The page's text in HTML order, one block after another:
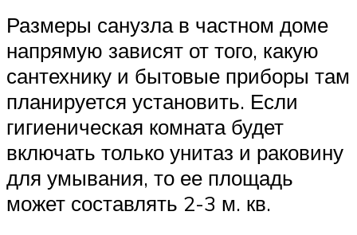
Размеры санузла в частном доме
напрямую зависят от того, какую
сантехнику и бытовые приборы там
планируется установить. Если
гигиеническая комната будет
включать только унитаз и раковину
для умывания, то ее площадь
может составлять 2-3 м. кв.